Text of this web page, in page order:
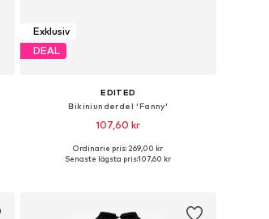
Exklusiv
DEAL
EDITED
Bikiniunderdel 'Fanny'
107,60 kr
Tillgängliga storlekar: XS, S, M
Ordinarie pris: 269,00 kr
Senaste lägsta pris:107,60 kr